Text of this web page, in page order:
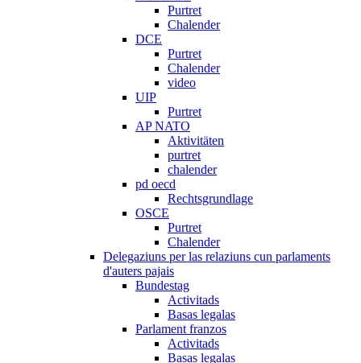
Purtret
Chalender
DCE
Purtret
Chalender
video
UIP
Purtret
AP NATO
Aktivitäten
purtret
chalender
pd oecd
Rechtsgrundlage
OSCE
Purtret
Chalender
Delegaziuns per las relaziuns cun parlaments
d'auters pajais
Bundestag
Activitads
Basas legalas
Parlament franzos
Activitads
Basas legalas